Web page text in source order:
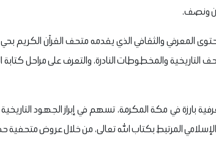
ونصف.
والثقافي الذي يقدمه متحف القرآن الكريم بحي
التاريخية والمخطوطات النادرة، والتعرف على مراحل
في مكة المكرمة، تسهم في إبراز الجهود
الإسلامي المرتبط بكتاب الله تعالى، من خلال عروض متحفية